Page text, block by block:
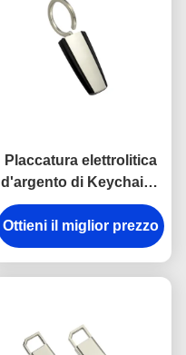
Placcatura elettrolitica
d'argento di Keychains
del portiere di plastica
del metallo dell'ABS del
trapezio
Ottieni il miglior prezzo